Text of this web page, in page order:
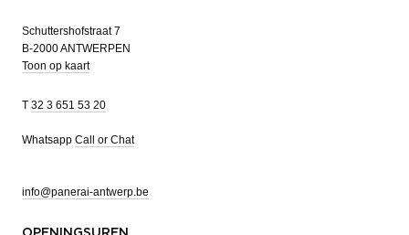
Schuttershofstraat 7
B-2000 ANTWERPEN
Toon op kaart
T 32 3 651 53 20
Whatsapp Call or Chat
info@panerai-antwerp.be